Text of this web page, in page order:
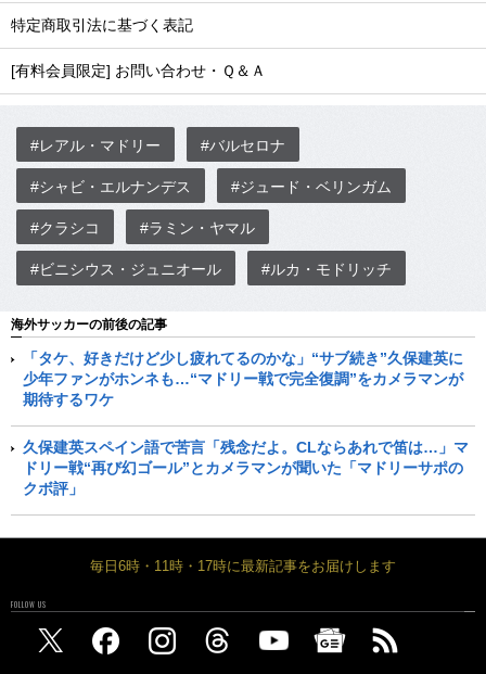
特定商取引法に基づく表記
[有料会員限定] お問い合わせ・Ｑ＆Ａ
#レアル・マドリー #バルセロナ
#シャビ・エルナンデス #ジュード・ベリンガム
#クラシコ #ラミン・ヤマル
#ビニシウス・ジュニオール #ルカ・モドリッチ
海外サッカーの前後の記事
「タケ、好きだけど少し疲れてるのかな」“サブ続き”久保建英に
少年ファンがホンネも…“マドリー戦で完全復調”をカメラマンが
期待するワケ
久保建英スペイン語で苦言「残念だよ。CLならあれで笛は…」マ
ドリー戦“再び幻ゴール”とカメラマンが聞いた「マドリーサポの
クボ評」
毎日6時・11時・17時に最新記事をお届けします
FOLLOW US